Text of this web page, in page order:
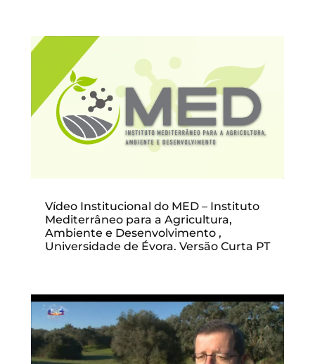
Vídeo Institucional do MED – Instituto
Mediterrâneo para a Agricultura,
Ambiente e Desenvolvimento ,
Universidade de Évora. Versão Curta PT